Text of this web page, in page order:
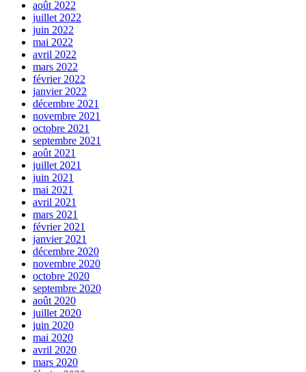
août 2022
juillet 2022
juin 2022
mai 2022
avril 2022
mars 2022
février 2022
janvier 2022
décembre 2021
novembre 2021
octobre 2021
septembre 2021
août 2021
juillet 2021
juin 2021
mai 2021
avril 2021
mars 2021
février 2021
janvier 2021
décembre 2020
novembre 2020
octobre 2020
septembre 2020
août 2020
juillet 2020
juin 2020
mai 2020
avril 2020
mars 2020